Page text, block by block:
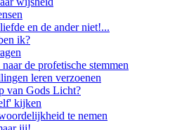
en de ander niet!...
ik?
de profetische stemmen
leren verzoenen
van Gods Licht?
kijken
te nemen